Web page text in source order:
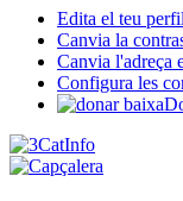
Edita el teu perfil
Canvia la
Canvia l'adreça
Configura les